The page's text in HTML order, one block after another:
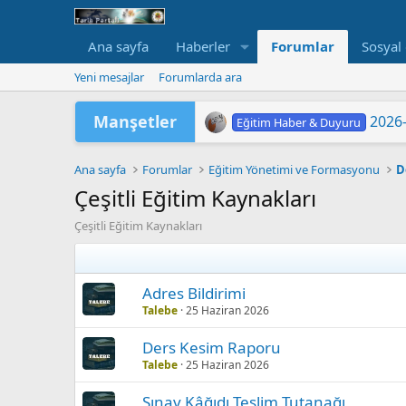
Ana sayfa Haberler Forumlar
Yeni mesajlar Forumlarda ara
Manşetler
Eğitim Haber & Duyuru
Eğitim Haber & Duyuru
Eğitim Haber & Duyuru
TÜRKİYE YÜZYILI
Eğitim Haber & Duyuru
2026 Yükseköğretim
Eğitim Haber & Duyuru
Eğitim Haber & Duyuru
2026 HAZİRAN DÖNEMİ
Ana sayfa Forumlar Eğitim Yönetimi ve Formasyonu
Çeşitli Eğitim Kaynakları
Çeşitli Eğitim Kaynakları
Adres Bildirimi
Talebe 25 Haziran 2026
Ders Kesim Raporu
Talebe 25 Haziran 2026